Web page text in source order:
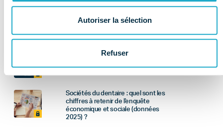
Autoriser la sélection
Refuser
Newsletter réglementaire - Juillet :
Bulletin économique : que retenir du
2ème trimestre 2026 ?
Sociétés du dentaire : quel sont les
chiffres à retenir de l'enquête
économique et sociale (données
2025) ?